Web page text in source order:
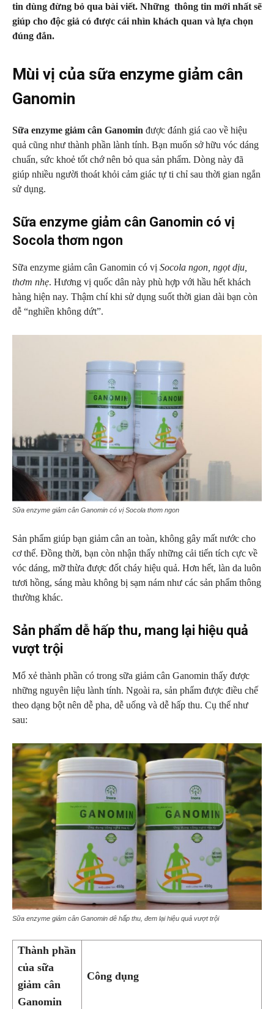
tin dùng đừng bỏ qua bài viết. Những thông tin mới nhất sẽ
giúp cho độc giả có được cái nhìn khách quan và lựa chọn
đúng đắn.
Mùi vị của sữa enzyme giảm cân
Ganomin
Sữa enzyme giảm cân Ganomin được đánh giá cao về hiệu
quả cũng như thành phần lành tính. Bạn muốn sở hữu vóc dáng
chuẩn, sức khoẻ tốt chớ nên bỏ qua sản phẩm. Dòng này đã
giúp nhiều người thoát khỏi cảm giác tự ti chỉ sau thời gian ngắn
sử dụng.
Sữa enzyme giảm cân Ganomin có vị
Socola thơm ngon
Sữa enzyme giảm cân Ganomin có vị Socola ngon, ngọt dịu,
thơm nhẹ. Hương vị quốc dân này phù hợp với hầu hết khách
hàng hiện nay. Thậm chí khi sử dụng suốt thời gian dài bạn còn
dễ “nghiền không dứt”.
Sữa enzyme giảm cân Ganomin có vị Socola thơm ngon
Sản phẩm giúp bạn giảm cân an toàn, không gây mất nước cho
cơ thể. Đồng thời, bạn còn nhận thấy những cải tiến tích cực về
vóc dáng, mỡ thừa được đốt cháy hiệu quả. Hơn hết, làn da luôn
tươi hồng, sáng màu không bị sạm nám như các sản phẩm thông
thường khác.
Sản phẩm dễ hấp thu, mang lại hiệu quả
vượt trội
Mổ xẻ thành phần có trong sữa giảm cân Ganomin thấy được
những nguyên liệu lành tính. Ngoài ra, sản phẩm được điều chế
theo dạng bột nên dễ pha, dễ uống và dễ hấp thu. Cụ thể như
sau:
Sữa enzyme giảm cân Ganomin dê hấp thu, đem lại hiệu quả vượt trội
Thành phần
của sữa
giảm cân
Ganomin
Công dụng